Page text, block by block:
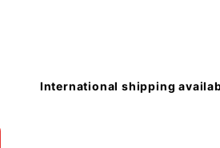
International shipping